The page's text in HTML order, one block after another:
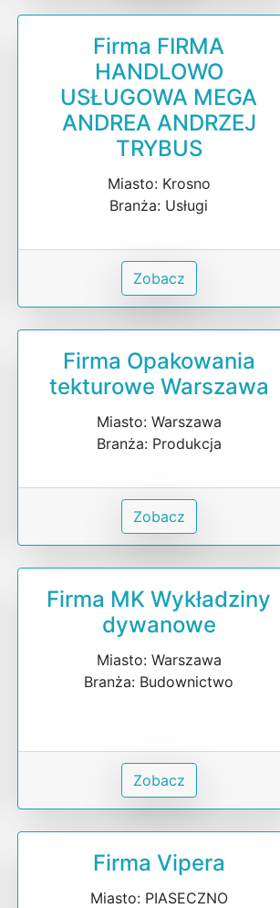
Firma FIRMA
HANDLOWO
USŁUGOWA MEGA
ANDREA ANDRZEJ
TRYBUS
Miasto: Krosno
Branża: Usługi
Zobacz
Firma Opakowania
tekturowe Warszawa
Miasto: Warszawa
Branża: Produkcja
Zobacz
Firma MK Wykładziny
dywanowe
Miasto: Warszawa
Branża: Budownictwo
Zobacz
Firma Vipera
Miasto: PIASECZNO